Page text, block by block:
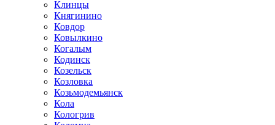
Клинцы
Княгинино
Ковдор
Ковылкино
Когалым
Кодинск
Козельск
Козловка
Козьмодемьянск
Кола
Кологрив